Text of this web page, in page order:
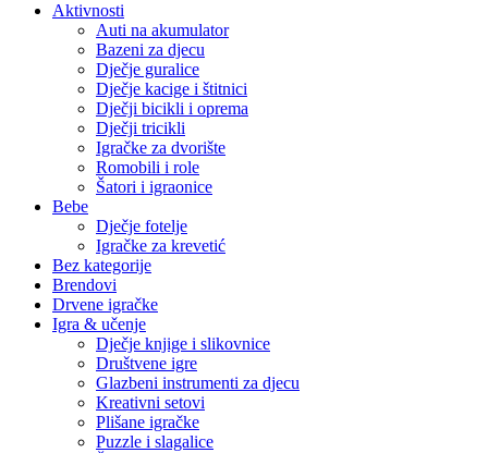
Aktivnosti
Auti na akumulator
Bazeni za djecu
Dječje guralice
Dječje kacige i štitnici
Dječji bicikli i oprema
Dječji tricikli
Igračke za dvorište
Romobili i role
Šatori i igraonice
Bebe
Dječje fotelje
Igračke za krevetić
Bez kategorije
Brendovi
Drvene igračke
Igra & učenje
Dječje knjige i slikovnice
Društvene igre
Glazbeni instrumenti za djecu
Kreativni setovi
Plišane igračke
Puzzle i slagalice